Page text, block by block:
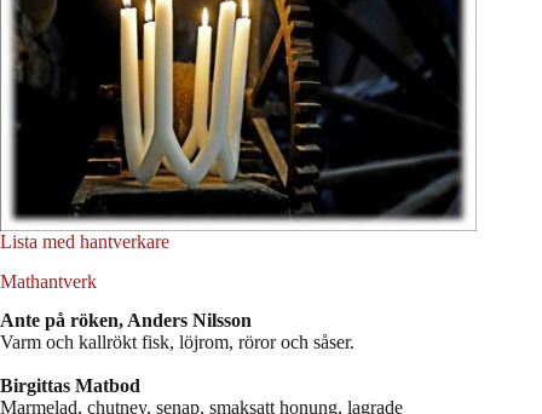
Lista med hantverkare
Mathantverk
Ante på röken, Anders Nilsson
Varm och kallrökt fisk, löjrom, röror och såser.
Birgittas Matbod
Marmelad, chutney, senap, smaksatt honung, lagrade